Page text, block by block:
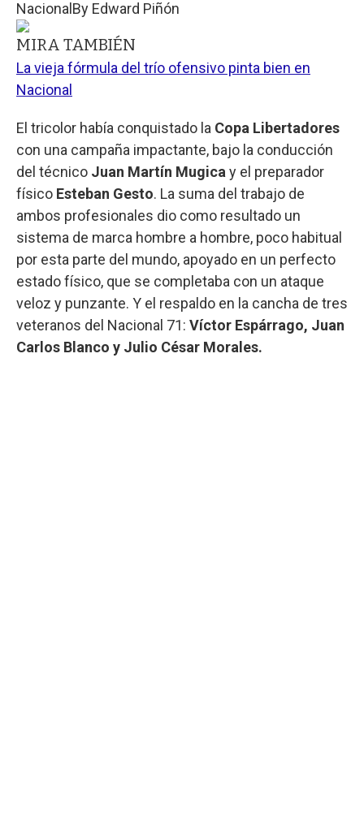
Nacional By Edward Piñón
MIRA TAMBIÉN
La vieja fórmula del trío ofensivo pinta bien en
Nacional
El tricolor había conquistado la Copa Libertadores
con una campaña impactante, bajo la conducción
del técnico Juan Martín Mugica y el preparador
físico Esteban Gesto. La suma del trabajo de
ambos profesionales dio como resultado un
sistema de marca hombre a hombre, poco habitual
por esta parte del mundo, apoyado en un perfecto
estado físico, que se completaba con un ataque
veloz y punzante. Y el respaldo en la cancha de tres
veteranos del Nacional 71: Víctor Espárrago, Juan
Carlos Blanco y Julio César Morales.